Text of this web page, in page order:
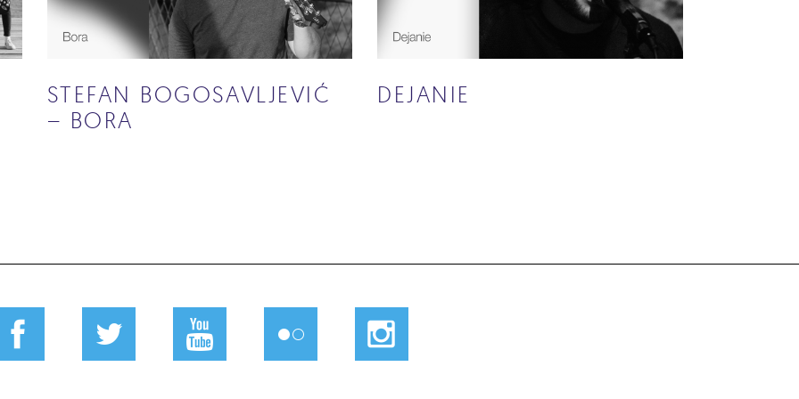
STEFAN BOGOSAVLJEVIĆ
– BORA
DEJANIE